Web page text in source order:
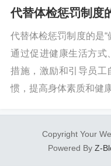
代替体检惩罚制度
代替体检惩罚制度的是
通过促进健康生活方式
措施，激励和引导员工
惯，提高身体素质和健
Copyright Your
Powered By Z-